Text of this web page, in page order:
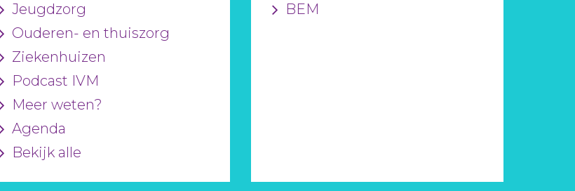
Jeugdzorg
Ouderen- en thuiszorg
Ziekenhuizen
Podcast IVM
Meer weten?
Agenda
Bekijk alle
BEM